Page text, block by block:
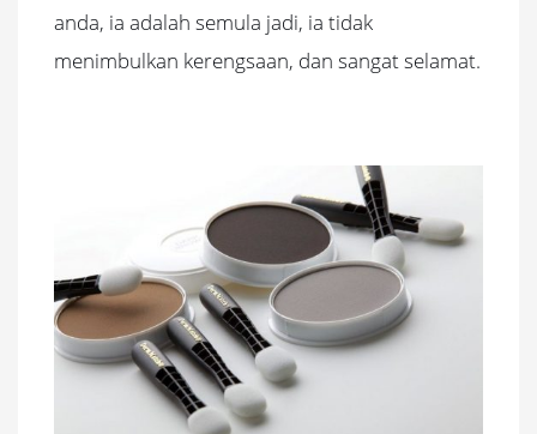
anda, ia adalah semula jadi, ia tidak
menimbulkan kerengsaan, dan sangat selamat.